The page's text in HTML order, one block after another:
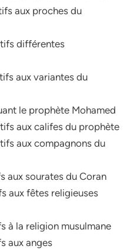
aux proches du
différentes
aux variantes du
le prophète Mohamed
aux califes du prophète
aux compagnons du
aux sourates du Coran
aux fêtes religieuses
à la religion musulmane
aux anges